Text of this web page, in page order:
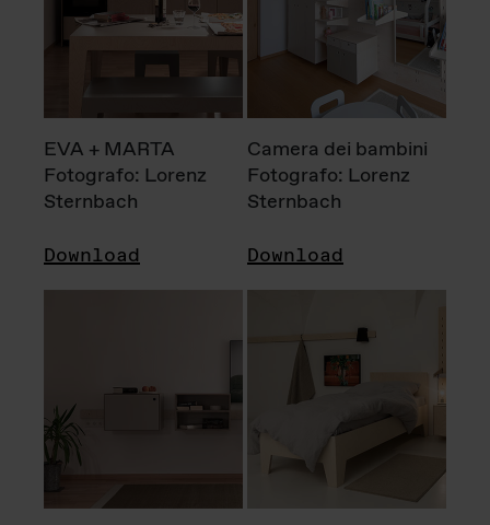
EVA + MARTA
Fotografo: Lorenz
Sternbach
Download
Camera dei bambini
Fotografo: Lorenz
Sternbach
Download